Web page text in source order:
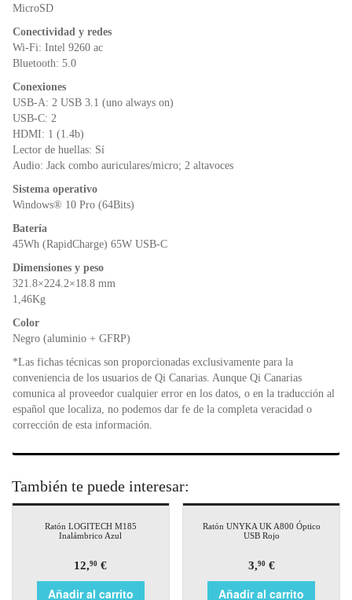
MicroSD
Conectividad y redes
Wi-Fi: Intel 9260 ac
Bluetooth: 5.0
Conexiones
USB-A: 2 USB 3.1 (uno always on)
USB-C: 2
HDMI: 1 (1.4b)
Lector de huellas: Sí
Audio: Jack combo auriculares/micro; 2 altavoces
Sistema operativo
Windows® 10 Pro (64Bits)
Batería
45Wh (RapidCharge) 65W USB-C
Dimensiones y peso
321.8×224.2×18.8 mm
1,46Kg
Color
Negro (aluminio + GFRP)
*Las fichas técnicas son proporcionadas exclusivamente para la
conveniencia de los usuarios de Qi Canarias. Aunque Qi Canarias
comunica al proveedor cualquier error en los datos, o en la traducción al
español que localiza, no podemos dar fe de la completa veracidad o
corrección de esta información.
También te puede interesar:
Ratón LOGITECH M185
Inalámbrico Azul
12,90 €
Añadir al carrito
Ratón UNYKA UK A800 Óptico
USB Rojo
3,90€
Añadir al carrito